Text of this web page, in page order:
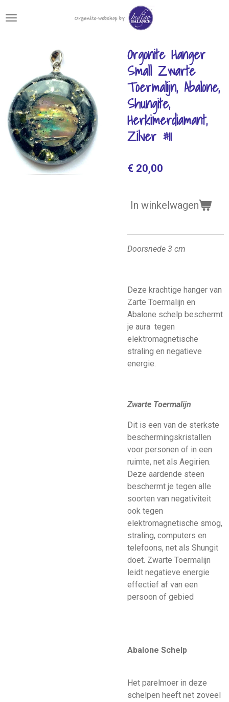
direct
hoofdinhoud
Orgonite Hanger
Small Zwarte
Toermalijn, Abalone,
Shungite,
Herkimerdiamant,
Zilver #11
€ 20,00
In winkelwagen
Doorsnede 3 cm
Deze krachtige hanger van
Zarte Toermalijn en
Abalone schelp beschermt
je aura tegen
elektromagnetische
straling en negatieve
energie.
Zwarte Toermalijn
Dit is een van de sterkste
beschermingskristallen
voor personen of in een
ruimte, net als Aegirien.
Deze aardende steen
beschermt je tegen alle
soorten van negativiteit
ook tegen
elektromagnetische smog,
straling, computers en
telefoons, net als Shungit
doet. Zwarte Toermalijn
leidt negatieve energie
effectief af van een
persoon of gebied
Abalone Schelp
Het parelmoer in deze
schelpen heeft net zoveel